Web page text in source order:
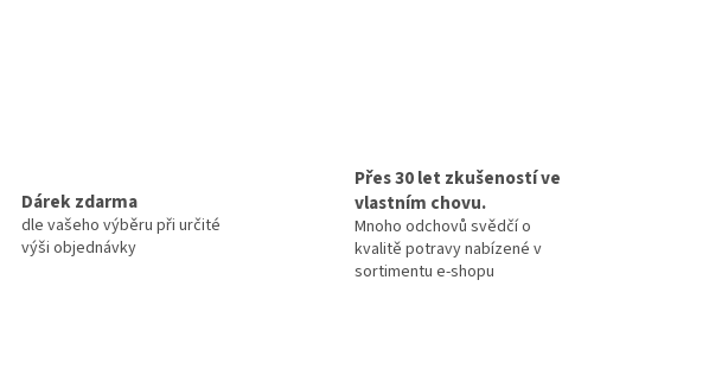
Dárek zdarma
dle vašeho výběru při určité
výši objednávky
Přes 30 let zkušeností ve
vlastním chovu.
Mnoho odchovů svědčí o
kvalitě potravy nabízené v
sortimentu e-shopu